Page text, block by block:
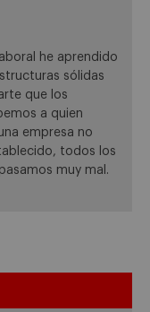
he aprendido
sólidas
que los
a quien
empresa no
todos los
muy mal.